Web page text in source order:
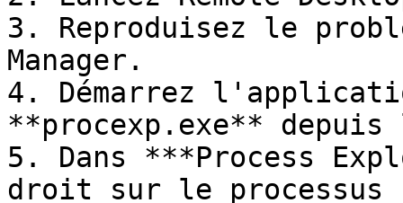
3. Reproduisez le
Manager.
4. Démarrez
**procexp.exe**
5. Dans ***Process
droit sur le processus